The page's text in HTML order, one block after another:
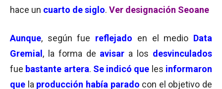
hace un cuarto de siglo. Ver designación Seoane
Aunque, según fue reflejado en el medio Data
Gremial , la forma de avisar a los desvinculados
fue bastante artera. Se indicó que les informaron
que la producción había parado con el objetivo de